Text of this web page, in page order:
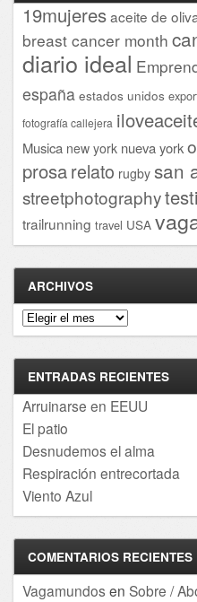
19mujeresaceite de
breast cancer month
diario ideal
españa estados unidos
fotografía callejera
Musica new york nueva york
prosarelato rugby san
streetphotography
trailrunning travel USA
ARCHIVOS
Archivos
ENTRADAS RECIENTES
Arruinarse en EEUU
El patio
Desnudemos el alma
Respiración entrecortada
Viento Azul
COMENTARIOS RECIENTES
Vagamundos en Sobre /